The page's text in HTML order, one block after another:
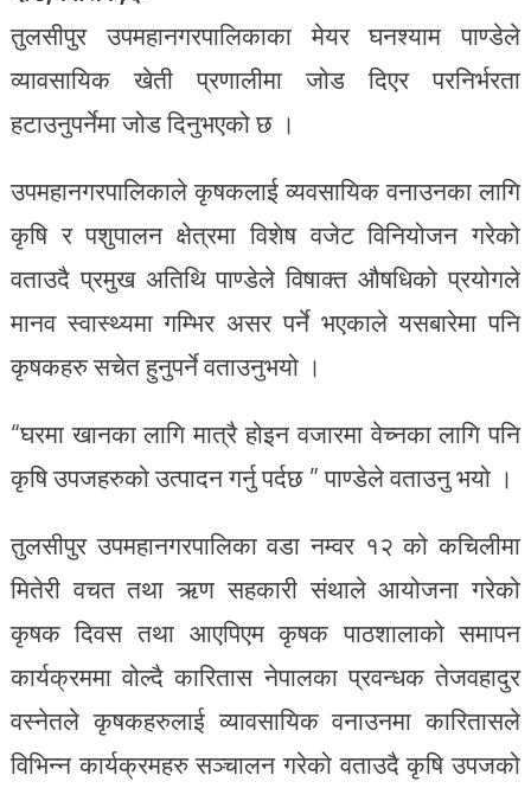
तुलसीपुर उपमहानगरपालिकाका मेयर घनश्याम पाण्डेले
व्यावसायिक खेती प्रणालीमा जोड दिएर परनिर्भरता
हटाउनुपर्नेमा जोड दिनुभएको छ ।
उपमहानगरपालिकाले कृषकलाई व्यवसायिक वनाउनका लागि
कृषि र पशुपालन क्षेत्रमा विशेष वजेट विनियोजन गरेको
वताउदै प्रमुख अतिथि पाण्डेले विषाक्त औषधिको प्रयोगले
मानव स्वास्थ्यमा गम्भिर असर पर्ने भएकाले यसबारेमा पनि
कृषकहरु सचेत हुनुपर्ने वताउनुभयो ।
“घरमा खानका लागि मात्रै होइन वजारमा वेच्नका लागि पनि
कृषि उपजहरुको उत्पादन गर्नु पर्दछ ” पाण्डेले वताउनु भयो ।
तुलसीपुर उपमहानगरपालिका वडा नम्वर १२ को कचिलीमा
मितेरी वचत तथा ऋण सहकारी संथाले आयोजना गरेको
कृषक दिवस तथा आएपिएम कृषक पाठशालाको समापन
कार्यक्रममा वोल्दै कारितास नेपालका प्रवन्धक तेजवहादुर
वस्नेतले कृषकहरुलाई व्यावसायिक वनाउनमा कारितासले
विभिन्न कार्यक्रमहरु सञ्चालन गरेको वताउदै कृषि उपजको